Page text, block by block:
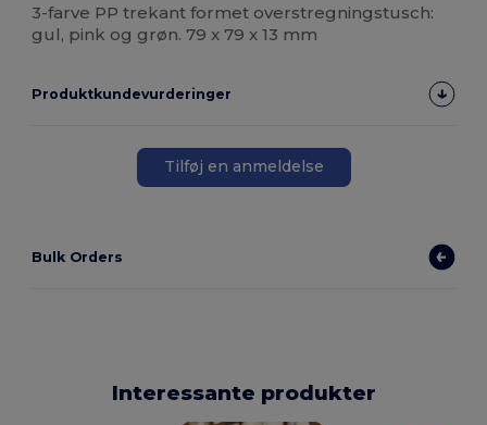
3-farve PP trekant formet overstregningstusch:
gul, pink og grøn. 79 x 79 x 13 mm
Produktkundevurderinger
Tilføj en anmeldelse
Bulk Orders
Interessante produkter